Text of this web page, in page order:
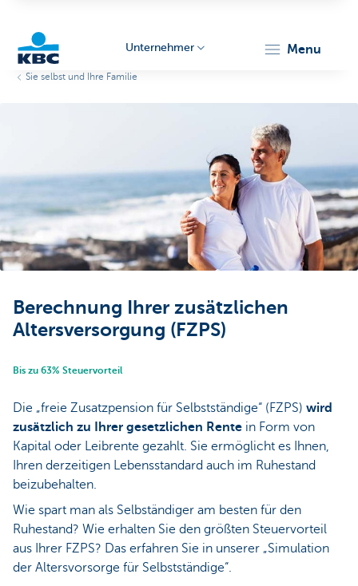
Unternehmer
Unternehmer menu
Sie selbst und Ihre Familie
Berechnung Ihrer zusätzlichen
Altersversorgung (FZPS)
Bis zu 63% Steuervorteil
Die „freie Zusatzpension für Selbstständige“ (FZPS) wird
zusätzlich zu Ihrer gesetzlichen Rente in Form von
Kapital oder Leibrente gezahlt. Sie ermöglicht es Ihnen,
Ihren derzeitigen Lebensstandard auch im Ruhestand
beizubehalten.
Wie spart man als Selbständiger am besten für den
Ruhestand? Wie erhalten Sie den größten Steuervorteil
aus Ihrer FZPS? Das erfahren Sie in unserer „Simulation
der Altersvorsorge für Selbstständige“.